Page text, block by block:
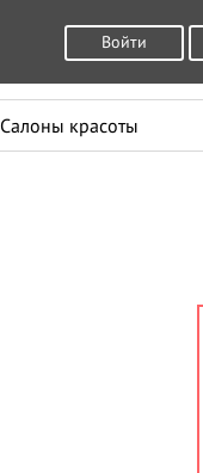
Войти
Салоны красоты